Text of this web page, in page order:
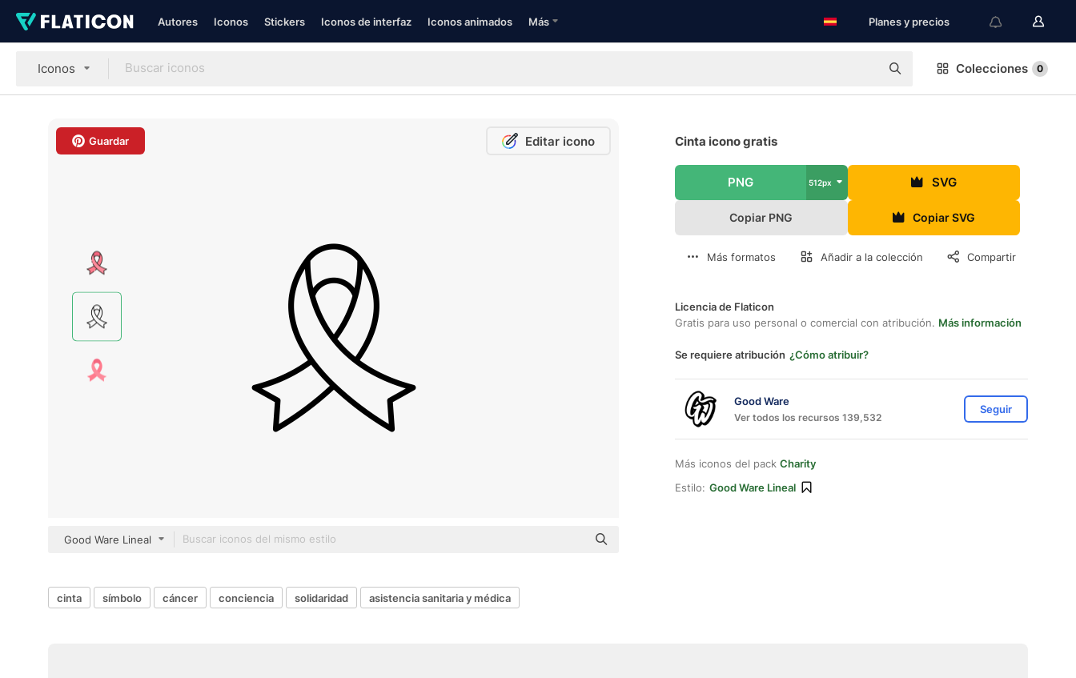
Autores Iconos Stickers Iconos de interfaz Iconos animados Más Planes y precios
Iconos Colecciones 0
Guardar Editar icono
Good Ware Lineal
Cinta icono gratis
PNG 512px SVG
Copiar PNG Copiar SVG
Más formatos Añadir a la colección Compartir
Licencia de Flaticon
Gratis para uso personal o comercial con atribución. Más información
Se requiere atribución ¿Cómo atribuir?
Good Ware
Ver todos los recursos 139,532
Seguir
Más iconos del pack Charity
Estilo: Good Ware Lineal
cinta símbolo cáncer conciencia solidaridad asistencia sanitaria y médica